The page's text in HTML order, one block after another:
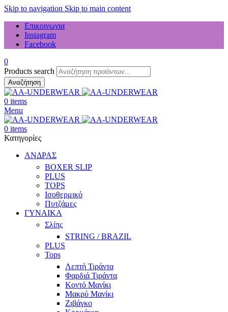
Skip to navigation Skip to main content
Επικοινωνια
Instagram
Facebook
0
Products search
Αναζήτηση
0 items
Menu
0 items
Κατηγορίες
ΑΝΔΡΑΣ
BOXER SLIP
PLUS
TOPS
Ισοθερμικό
Πυτζάμες
ΓΥΝΑΙΚΑ
Σλίπς
STRING / BRAZIL
PLUS
Tops
Λεπτή Τιράντα
Φαρδιά Τιράντα
Κοντό Μανίκι
Μακρύ Μανίκι
Ζιβάγκο